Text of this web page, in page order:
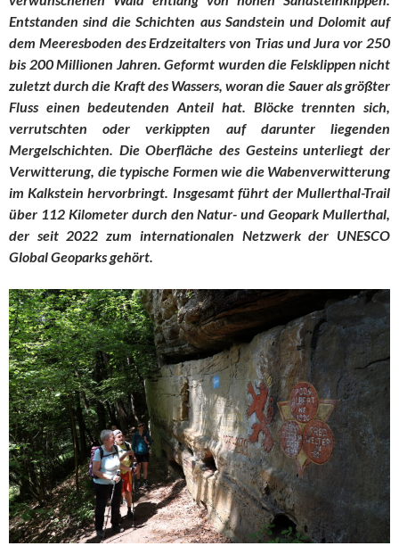
Entstanden sind die Schichten aus Sandstein und Dolomit auf
dem Meeresboden des Erdzeitalters von Trias und Jura vor 250
bis 200 Millionen Jahren. Geformt wurden die Felsklippen nicht
zuletzt durch die Kraft des Wassers, woran die Sauer als größter
Fluss einen bedeutenden Anteil hat. Blöcke trennten sich,
verrutschten oder verkippten auf darunter liegenden
Mergelschichten. Die Oberfläche des Gesteins unterliegt der
Verwitterung, die typische Formen wie die Wabenverwitterung
im Kalkstein hervorbringt. Insgesamt führt der Mullerthal-Trail
über 112 Kilometer durch den Natur- und Geopark Mullerthal,
der seit 2022 zum internationalen Netzwerk der UNESCO
Global Geoparks gehört.